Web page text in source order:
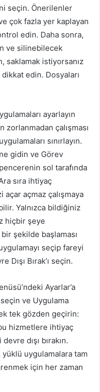
seçin. Önerilenler
çok fazla yer kaplayan
edin. Daha sonra,
ve silinebilecek
saklamak istiyorsanız
edin. Dosyaları
ayarlayın
zorlanmadan çalışması
sınırlayın.
gidin ve Görev
sol tarafında
sıra ihtiyaç
açar açmaz çalışmaya
Yalnızca bildiğiniz
hiçbir şeye
şekilde başlaması
seçip fareyi
Bırak’ı seçin.
Ayarlar’a
ve Uygulama
tek gözden geçirin:
hizmetlere ihtiyaç
dışı bırakın.
yüklü uygulamalara tam
için her zaman